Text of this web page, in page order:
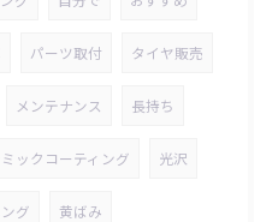
パーツ取付 タイヤ販売
メンテナンス 長持ち
ックコーティング 光沢
グ 黄ばみ